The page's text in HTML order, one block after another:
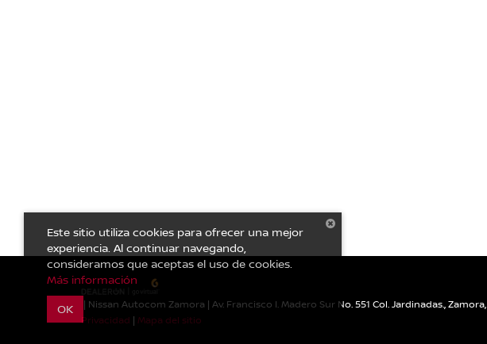
| Nissan Autocom Zamora | Av. Francisco I. Madero Sur No. 551 Col. Jardinadas.,Zamora,
Privacidad | Mapa del sitio
Este sitio utiliza cookies para ofrecer una mejor
experiencia. Al continuar navegando,
consideramos que aceptas el uso de cookies.
Más información
OK